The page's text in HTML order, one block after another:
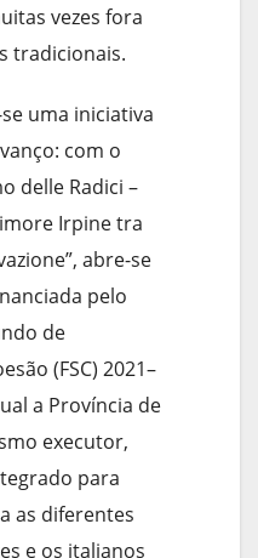
vezes fora
tradicionais.
uma iniciativa
com o
delle Radici –
Irpine tra
abre-se
pelo
de
(FSC) 2021–
a Província de
executor,
para
as diferentes
e os italianos